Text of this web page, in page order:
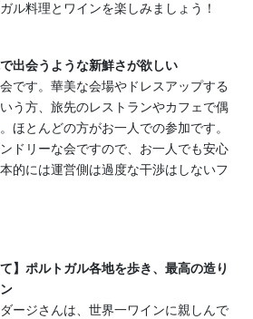
ル料理とワインを楽しみましょう！
出会うような新鮮さが欲しい
です。華美な会場やドレスアップする
う方、旅先のレストランやカフェで偶
ほとんどの方がお一人での参加です。
ドリーな会ですので、お一人でも安心
的には運営側は過度な干渉はしないフ
】ポルトガル各地を歩き、最高の造り
ージさんは、世界一ワインに親しんで